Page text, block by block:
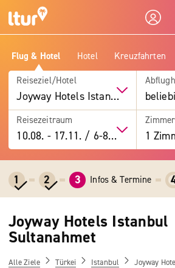
Flug & Hotel Hotel Kreuzfahrten
Reiseziel/Hotel
Joyway Hotels Istanbul Sultanahmet
Reisezeitraum
10.08. -17.11. / 6-8 Tage
Zimmer
1 2 3 Infos & Termine
Joyway Hotels Istanbul
Sultanahmet
Alle Ziele Türkei Istanbul Joyway